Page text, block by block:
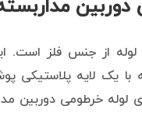
دوربین
از جنس فلز است.
یک لایه پلاستیکی
لوله خرطومی دوربین